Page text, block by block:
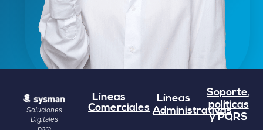
Soluciones
Digitales
Líneas
Comerciales
Líneas
Administrativas
Soporte,
políticas
y PQRS